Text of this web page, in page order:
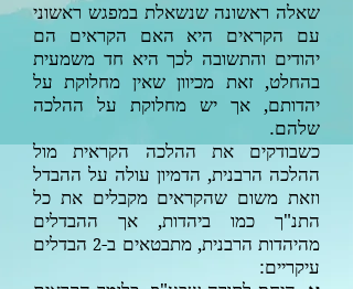
שאלה ראשונה שנשאלת במפגש ראשוני
עם הקראים היא האם הקראים הם
יהודים והתשובה לכך היא חד משמעית
בהחלט, זאת מכיוון שאין מחלוקת על
יהדותם, אך יש מחלוקת על ההלכה
שלהם.
כשבודקים את ההלכה הקראית מול
ההלכה הרבנית, הדמיון עולה על ההבדל
וזאת משום שהקראים מקבלים את כל
התנ"ך כמו ביהדות, אך ההבדלים
מהיהדות הרבנית, מתבטאים ב-2הבדלים
עיקריים: